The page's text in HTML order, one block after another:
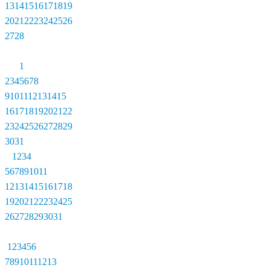
13141516171819
2021 2223242526
2728
1
2345678
9101112131415
161718192021 22
23242526272829
3031
1 234
567891011
12131415161718
192021 22232425
262728293031
1 23456
78910111213